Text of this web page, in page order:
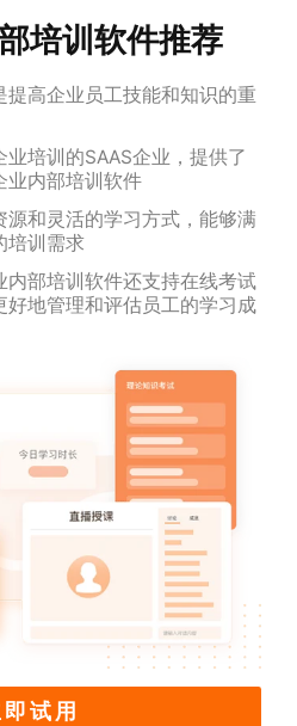
培训软件推荐
高企业员工技能和知识的重
培训的SAAS企业，提供了
业内部培训软件
和灵活的学习方式，能够满
培训需求
内部培训软件还支持在线考试
地管理和评估员工的学习成
试用